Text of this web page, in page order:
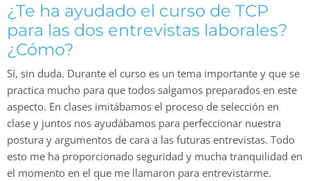
¿Te ha ayudado el curso de TCP
para las dos entrevistas laborales?
¿Cómo?
Sí, sin duda. Durante el curso es un tema importante y que se
practica mucho para que todos salgamos preparados en este
aspecto. En clases imitábamos el proceso de selección en
clase y juntos nos ayudábamos para perfeccionar nuestra
postura y argumentos de cara a las futuras entrevistas. Todo
esto me ha proporcionado seguridad y mucha tranquilidad en
el momento en el que me llamaron para entrevistarme.